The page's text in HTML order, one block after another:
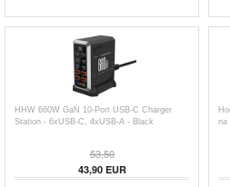
HHW 660W GaN 10-Port USB-C Charger
Station - 6xUSB-C, 4xUSB-A - Black
53,50
43,90EUR
na